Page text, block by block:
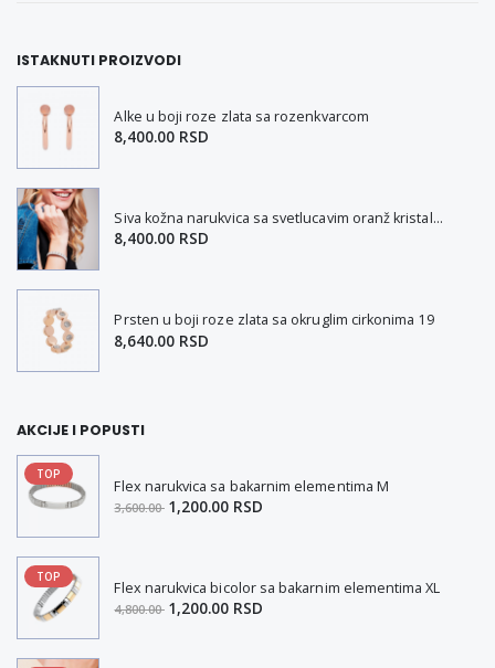
ISTAKNUTI PROIZVODI
Alke u boji roze zlata sa rozenkvarcom
8,400.00 RSD
Siva kožna narukvica sa svetlucavim oranž kristalima L
8,400.00 RSD
Prsten u boji roze zlata sa okruglim cirkonima 19
8,640.00 RSD
AKCIJE I POPUSTI
TOP
Flex narukvica sa bakarnim elementima M
3,600.00 1,200.00 RSD
TOP
Flex narukvica bicolor sa bakarnim elementima XL
4,800.00 1,200.00 RSD